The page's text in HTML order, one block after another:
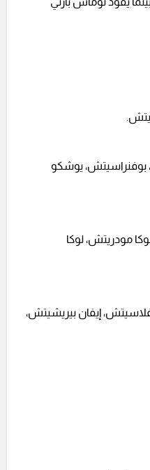
يوشكو
مودريتش، لوكا
فلاسيتش، إيفان بيريشيتش،